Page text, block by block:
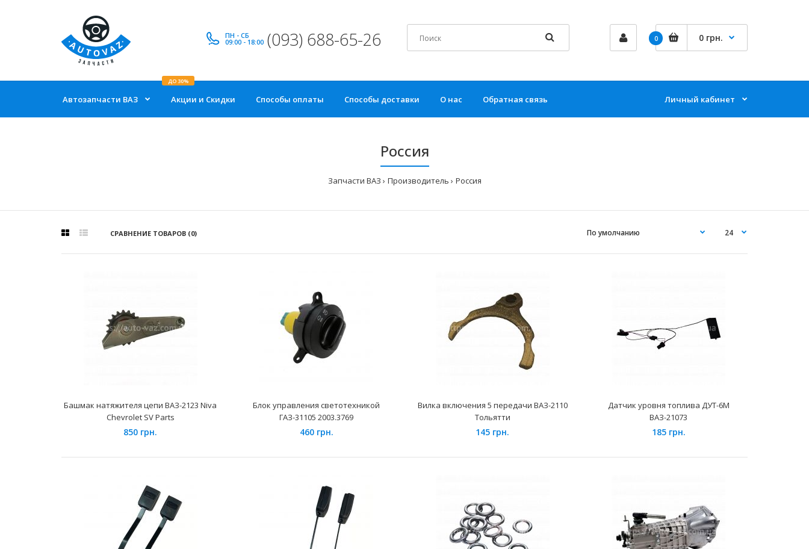
ПН - СБ
09:00 - 18:00 (093) 688-65-26 0 0 грн.
Автозапчасти ВАЗ Акции и Скидки
ДО 30%
Способы оплаты Способы доставки О нас Обратная связь Личный кабинет
Россия
Запчасти ВАЗ Производитель Россия
СРАВНЕНИЕ ТОВАРОВ (0)
Башмак натяжителя цепи ВАЗ-2123 Niva
Chevrolet SV Parts
850 грн.
Применение на автомобилях семейства ВАЗ-2121, 21213 Нива, 21214
Нива Тайга, 21218 Нива Урбан, 2123 N..
460 грн.
Башмак натяжителя цепи ВАЗ-2123 Niva
Chevrolet SV Parts
850 грн.
Блок управления светотехникой
ГАЗ-31105 2003.3769
460 грн.
Вилка включения 5 передачи ВАЗ-2110
Тольятти
145 грн.
Датчик уровня топлива ДУТ-6М
ВАЗ-21073
185 грн.